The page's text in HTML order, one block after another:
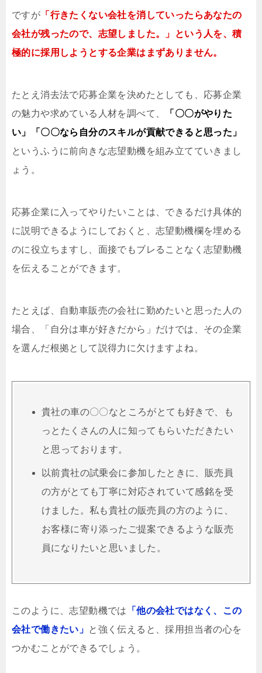
ですが 「行きたくない会社を消していったらあなたの
会社が残ったので、志望しました。」という人を、積
極的に採用しようとする企業はまずありません。
たとえ消去法で応募企業を決めたとしても、応募企業
の魅力や求めている人材を調べて、
「〇〇がやりた
い」「〇〇なら自分のスキルが貢献できると思った」
というふうに前向きな志望動機を組み立てていきまし
ょう。
応募企業に入ってやりたいことは、できるだけ具体的
に説明できるようにしておくと、志望動機欄を埋める
のに役立ちますし、面接でもブレることなく志望動機
を伝えることができます。
たとえば、自動車販売の会社に勤めたいと思った人の
場合、「自分は車が好きだから」だけでは、その企業
を選んだ根拠として説得力に欠けますよね。
貴社の車の〇〇なところがとても好きで、も
っとたくさんの人に知ってもらいただきたい
と思っております。
以前貴社の試乗会に参加したときに、販売員
の方がとても丁寧に対応されていて感銘を受
けました。私も貴社の販売員の方のように、
お客様に寄り添ったご提案できるような販売
員になりたいと思いました。
このように、志望動機では
「他の会社ではなく、この
会社で働きたい」 と強く伝えると、採用担当者の心を
つかむことができるでしょう。